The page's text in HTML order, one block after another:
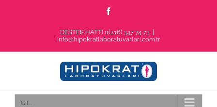
DESTEK HATTI 0(216) 347 74 73
info@hipokratlaboratuvarlari.com.tr
Git...